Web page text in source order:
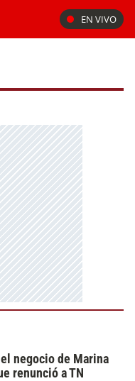
EN VIVO
negocio de Marina
renunció a TN